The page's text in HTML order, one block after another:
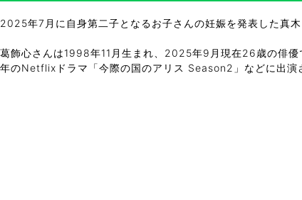
2025年7月に自身第二子となるお子さんの妊娠を発表した真
葛飾心さんは1998年11月生まれ、2025年9月現在26歳の俳
年のNetflixドラマ「今際の国のアリス Season2」などに出演